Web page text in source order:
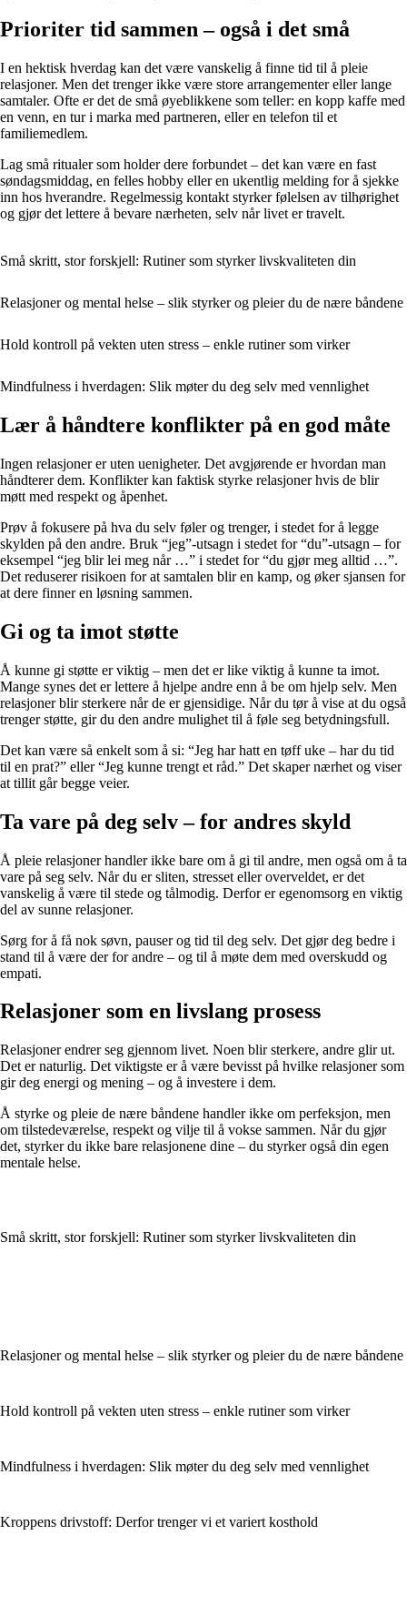
Prioriter tid sammen – også i det små
I en hektisk hverdag kan det være vanskelig å finne tid til å pleie
relasjoner. Men det trenger ikke være store arrangementer eller lange
samtaler. Ofte er det de små øyeblikkene som teller: en kopp kaffe med
en venn, en tur i marka med partneren, eller en telefon til et
familiemedlem.
Lag små ritualer som holder dere forbundet – det kan være en fast
søndagsmiddag, en felles hobby eller en ukentlig melding for å sjekke
inn hos hverandre. Regelmessig kontakt styrker følelsen av tilhørighet
og gjør det lettere å bevare nærheten, selv når livet er travelt.
Små skritt, stor forskjell: Rutiner som styrker livskvaliteten din
Relasjoner og mental helse – slik styrker og pleier du de nære båndene
Hold kontroll på vekten uten stress – enkle rutiner som virker
Mindfulness i hverdagen: Slik møter du deg selv med vennlighet
Lær å håndtere konflikter på en god måte
Ingen relasjoner er uten uenigheter. Det avgjørende er hvordan man
håndterer dem. Konflikter kan faktisk styrke relasjoner hvis de blir
møtt med respekt og åpenhet.
Prøv å fokusere på hva du selv føler og trenger, i stedet for å legge
skylden på den andre. Bruk “jeg”-utsagn i stedet for “du”-utsagn – for
eksempel “jeg blir lei meg når …” i stedet for “du gjør meg alltid …”.
Det reduserer risikoen for at samtalen blir en kamp, og øker sjansen for
at dere finner en løsning sammen.
Gi og ta imot støtte
Å kunne gi støtte er viktig – men det er like viktig å kunne ta imot.
Mange synes det er lettere å hjelpe andre enn å be om hjelp selv. Men
relasjoner blir sterkere når de er gjensidige. Når du tør å vise at du også
trenger støtte, gir du den andre mulighet til å føle seg betydningsfull.
Det kan være så enkelt som å si: “Jeg har hatt en tøff uke – har du tid
til en prat?” eller “Jeg kunne trengt et råd.” Det skaper nærhet og viser
at tillit går begge veier.
Ta vare på deg selv – for andres skyld
Å pleie relasjoner handler ikke bare om å gi til andre, men også om å ta
vare på seg selv. Når du er sliten, stresset eller overveldet, er det
vanskelig å være til stede og tålmodig. Derfor er egenomsorg en viktig
del av sunne relasjoner.
Sørg for å få nok søvn, pauser og tid til deg selv. Det gjør deg bedre i
stand til å være der for andre – og til å møte dem med overskudd og
empati.
Relasjoner som en livslang prosess
Relasjoner endrer seg gjennom livet. Noen blir sterkere, andre glir ut.
Det er naturlig. Det viktigste er å være bevisst på hvilke relasjoner som
gir deg energi og mening – og å investere i dem.
Å styrke og pleie de nære båndene handler ikke om perfeksjon, men
om tilstedeværelse, respekt og vilje til å vokse sammen. Når du gjør
det, styrker du ikke bare relasjonene dine – du styrker også din egen
mentale helse.
Små skritt, stor forskjell: Rutiner som styrker livskvaliteten din
Relasjoner og mental helse – slik styrker og pleier du de nære båndene
Hold kontroll på vekten uten stress – enkle rutiner som virker
Mindfulness i hverdagen: Slik møter du deg selv med vennlighet
Kroppens drivstoff: Derfor trenger vi et variert kosthold